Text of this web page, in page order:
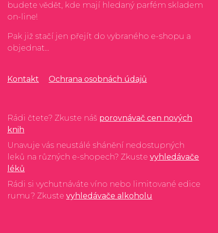
budete vědět, kde mají hledaný parfém skladem
on-line!
Pak již stačí jen přejít do vybraného e-shopu a
objednat...
Kontakt Ochrana osobnách údajů
Rádi čtete? Zkuste náš porovnávač cen nových
knih
Unavuje vás neustálé shánění nedostupných
leků na různých e-shopech? Zkuste vyhledávače
léků
Rádi si vychutnáváte víno nebo limitované edice
rumu? Zkuste vyhledávače alkoholu